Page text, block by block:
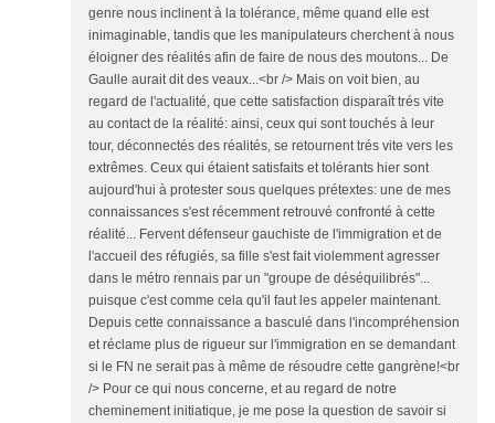
genre nous inclinent à la tolérance, même quand elle est
inimaginable, tandis que les manipulateurs cherchent à nous
éloigner des réalités afin de faire de nous des moutons... De
Gaulle aurait dit des veaux...<br /> Mais on voit bien, au
regard de l'actualité, que cette satisfaction disparaît trés vite
au contact de la réalité: ainsi, ceux qui sont touchés à leur
tour, déconnectés des réalités, se retournent trés vite vers les
extrêmes. Ceux qui étaient satisfaits et tolérants hier sont
aujourd'hui à protester sous quelques prétextes: une de mes
connaissances s'est récemment retrouvé confronté à cette
réalité... Fervent défenseur gauchiste de l'immigration et de
l'accueil des réfugiés, sa fille s'est fait violemment agresser
dans le métro rennais par un "groupe de déséquilibrés"...
puisque c'est comme cela qu'il faut les appeler maintenant.
Depuis cette connaissance a basculé dans l'incompréhension
et réclame plus de rigueur sur l'immigration en se demandant
si le FN ne serait pas à même de résoudre cette gangrène!<br
/> Pour ce qui nous concerne, et au regard de notre
cheminement initiatique, je me pose la question de savoir si